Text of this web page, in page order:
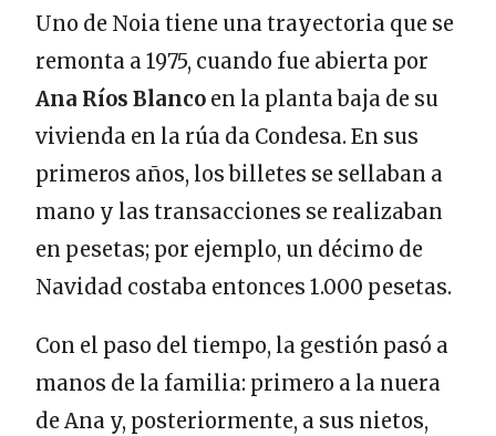
Uno de Noia tiene una trayectoria que se
remonta a 1975, cuando fue abierta por
Ana Ríos Blanco en la planta baja de su
vivienda en la rúa da Condesa. En sus
primeros años, los billetes se sellaban a
mano y las transacciones se realizaban
en pesetas; por ejemplo, un décimo de
Navidad costaba entonces 1.000 pesetas.
Con el paso del tiempo, la gestión pasó a
manos de la familia: primero a la nuera
de Ana y, posteriormente, a sus nietos,